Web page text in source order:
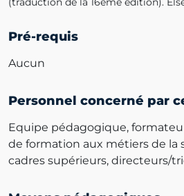
Pré-requis
Aucun
Personnel concerné par
Equipe pédagogique,
de formation aux métiers de la
cadres supérieurs, directeurs/